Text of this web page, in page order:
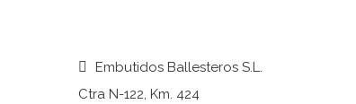
Embutidos Ballesteros S.L.
Ctra N-122, Km. 424